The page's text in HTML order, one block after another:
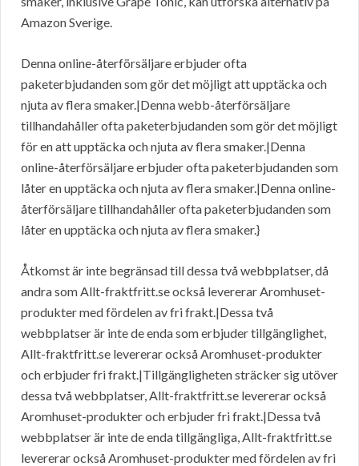
Amazon Sverige.
Denna online-återförsäljare erbjuder ofta
paketerbjudanden som gör det möjligt att upptäcka och
njuta av flera smaker.|Denna webb-återförsäljare
tillhandahåller ofta paketerbjudanden som gör det möjligt
för en att upptäcka och njuta av flera smaker.|Denna
online-återförsäljare erbjuder ofta paketerbjudanden som
låter en upptäcka och njuta av flera smaker.|Denna online-
återförsäljare tillhandahåller ofta paketerbjudanden som
låter en upptäcka och njuta av flera smaker.}
Åtkomst är inte begränsad till dessa två webbplatser, då
andra som Allt-fraktfritt.se också levererar Aromhuset-
produkter med fördelen av fri frakt.|Dessa två
webbplatser är inte de enda som erbjuder tillgänglighet,
Allt-fraktfritt.se levererar också Aromhuset-produkter
och erbjuder fri frakt.|Tillgängligheten sträcker sig utöver
dessa två webbplatser, Allt-fraktfritt.se levererar också
Aromhuset-produkter och erbjuder fri frakt.|Dessa två
webbplatser är inte de enda tillgängliga, Allt-fraktfritt.se
levererar också Aromhuset-produkter med fördelen av fri